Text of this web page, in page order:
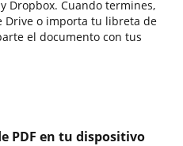
Dropbox. Cuando termines,
Drive o importa tu libreta de
el documento con tus
PDF en tu dispositivo